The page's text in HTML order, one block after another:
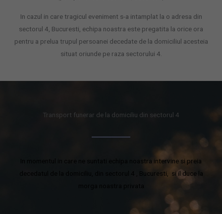
In cazul in care tragicul eveniment s-a intamplat la o adresa din
sectorul 4, Bucuresti, echipa noastra este pregatita la orice ora
pentru a prelua trupul persoanei decedate de la domiciliul acesteia
situat oriunde pe raza sectorului 4.
Transport funerar de la domiciliu din sectorul 4
In momentul in care ne suntati echipa noastra intervine si preia
decedatul de la domiciliu, din sectorul 4 , Bucuresti, si il duce la